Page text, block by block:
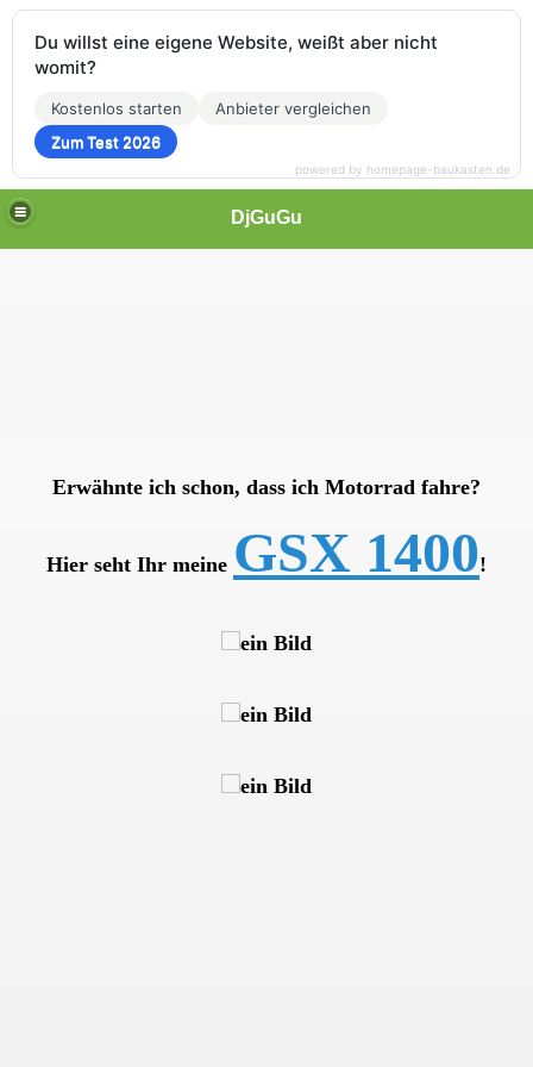
DjGuGu
Erwähnte ich schon, dass ich Motorrad fahre?
Hier seht Ihr meine GSX 1400!
Du willst eine eigene Website, weißt aber nicht
womit?
Kostenlos starten
Anbieter vergleichen
Zum Test 2026
powered by homepage-baukasten.de